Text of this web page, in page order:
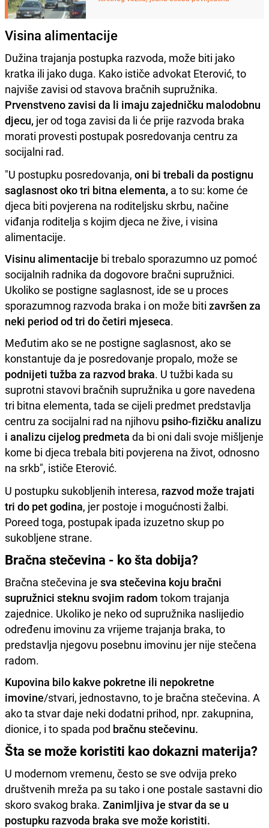
Visina alimentacije
Dužina trajanja postupka razvoda, može biti jako
kratka ili jako duga. Kako ističe advokat Eterović, to
najviše zavisi od stavova bračnih supružnika.
Prvenstveno zavisi da li imaju zajedničku malodobnu
djecu, jer od toga zavisi da li će prije razvoda braka
morati provesti postupak posredovanja centru za
socijalni rad.
"U postupku posredovanja, oni bi trebali da postignu
saglasnost oko tri bitna elementa, a to su: kome će
djeca biti povjerena na roditeljsku skrbu, načine
viđanja roditelja s kojim djeca ne žive, i visina
alimentacije.
Visinu alimentacije bi trebalo sporazumno uz pomoć
socijalnih radnika da dogovore bračni supružnici.
Ukoliko se postigne saglasnost, ide se u proces
sporazumnog razvoda braka i on može biti završen za
neki period od tri do četiri mjeseca.
Međutim ako se ne postigne saglasnost, ako se
konstantuje da je posredovanje propalo, može se
podnijeti tužba za razvod braka. U tužbi kada su
suprotni stavovi bračnih supružnika u gore navedena
tri bitna elementa, tada se cijeli predmet predstavlja
centru za socijalni rad na njihovu psiho-fizičku analizu
i analizu cijelog predmeta da bi oni dali svoje mišljenje
kome bi djeca trebala biti povjerena na život, odnosno
na srkb", ističe Eterović.
U postupku sukobljenih interesa, razvod može trajati
tri do pet godina, jer postoje i mogućnosti žalbi.
Poreed toga, postupak ipada izuzetno skup po
sukobljene strane.
Bračna stečevina - ko šta dobija?
Bračna stečevina je sva stečevina koju bračni
supružnici steknu svojim radom tokom trajanja
zajednice. Ukoliko je neko od supružnika naslijedio
određenu imovinu za vrijeme trajanja braka, to
predstavlja njegovu posebnu imovinu jer nije stečena
radom.
Kupovina bilo kakve pokretne ili nepokretne
imovine/stvari, jednostavno, to je bračna stečevina. A
ako ta stvar daje neki dodatni prihod, npr. zakupnina,
dionice, i to spada pod bračnu stečevinu.
Šta se može koristiti kao dokazni materija?
U modernom vremenu, često se sve odvija preko
društvenih mreža pa su tako i one postale sastavni dio
skoro svakog braka. Zanimljiva je stvar da se u
postupku razvoda braka sve može koristiti.